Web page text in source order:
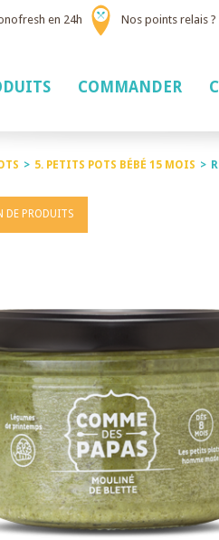
en 24h Nos points relais ?
COMMANDER
> 5. PETITS POTS BÉBÉ 15 MOIS >
DE PRODUITS